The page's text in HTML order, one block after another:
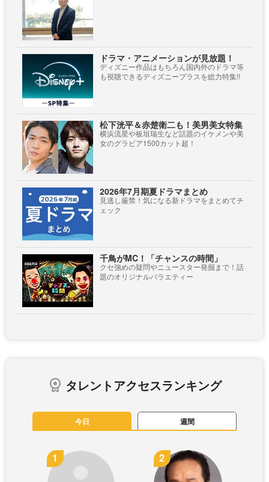
ドラマ・アニメーションが見放題！
ディズニー作品はもちろん国内外のドラマ等
も視聴できるディズニープラスを総力特集!!
松下洸平＆赤楚衛二も！美男美女特集
横浜流星や板垣瑞生など話題のイケメンや美
女のグラビア1500カット超！
2026年7月期夏ドラマまとめ
見逃し厳禁！気になる新ドラマをまとめてチ
ェック
千鳥がMC！「チャンスの時間」
クセ強めの疑問やニュースター発掘まで！話
題のオリジナルバラエティー
タレントアクセスランキング
今日 週間